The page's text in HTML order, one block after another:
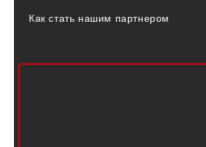
Как стать нашим партнером